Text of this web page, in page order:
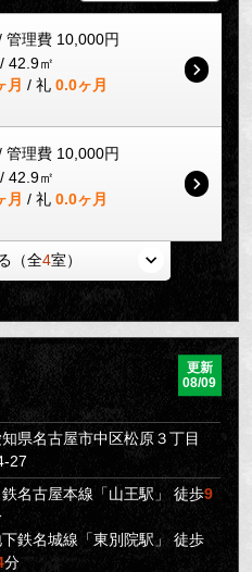
管理費 10,000円
42.9㎡
月 / 礼 0.0ヶ月
管理費 10,000円
42.9㎡
月 / 礼 0.0ヶ月
（全4室）
更新
08/09
県名古屋市中区松原３丁目
27
名古屋本線「山王駅」 徒歩9
鉄名城線「東別院駅」 徒歩
分